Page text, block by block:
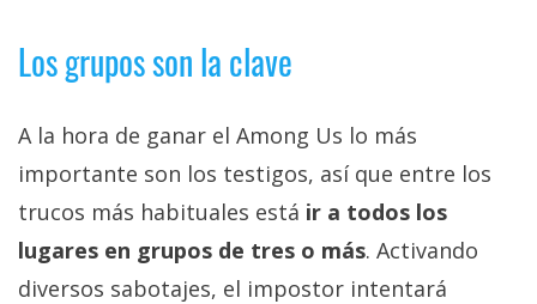
Los grupos son la clave
A la hora de ganar el Among Us lo más
importante son los testigos, así que entre los
trucos más habituales está ir a todos los
lugares en grupos de tres o más. Activando
diversos sabotajes, el impostor intentará